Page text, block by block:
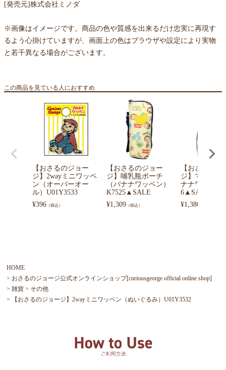
[発売元]株式会社ミノダ
※画像はイメージです。商品の色や質感を出来るだけ忠実に再現す
るよう心掛けていますが、画面上の色はブラウザや設定により実物
と若干異なる場合がございます。
この商品を見ている人におすすめ
【おさるのジョー
ジ】2wayミニワッペ
ン（オーバーオー
ル）U01Y3533
¥396 （税込）
【おさるのジョー
ジ】哺乳瓶ポーチ
（バナナワッペン）
K7525▲SALE
¥1,309 （税込）
【おさるのジ
ジ】マグポー
ナナワッペン
6▲SALE
¥1,386
HOME
おさるのジョージ公式オンラインショップ[curiousgeorge official online shop]
雑貨
その他
【おさるのジョージ】2wayミニワッペン（ぬいぐるみ）U01Y3532